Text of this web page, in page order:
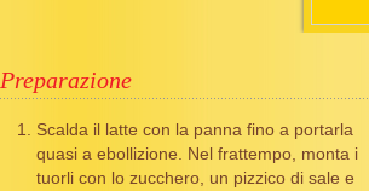
Preparazione
Scalda il latte con la panna fino a portarla
quasi a ebollizione. Nel frattempo, monta i
tuorli con lo zucchero, un pizzico di sale e